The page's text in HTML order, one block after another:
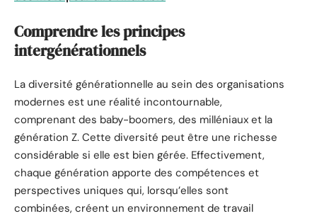
Comprendre les principes
intergénérationnels
La diversité générationnelle au sein des organisations
modernes est une réalité incontournable,
comprenant des baby-boomers, des milléniaux et la
génération Z. Cette diversité peut être une richesse
considérable si elle est bien gérée. Effectivement,
chaque génération apporte des compétences et
perspectives uniques qui, lorsqu’elles sont
combinées, créent un environnement de travail